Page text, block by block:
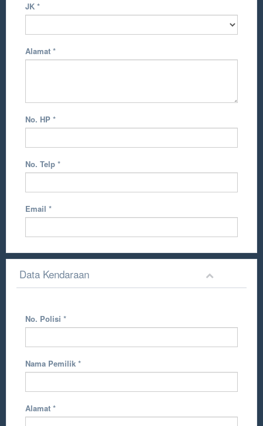
JK *
Alamat *
No. HP *
No. Telp *
Email *
Data Kendaraan
No. Polisi *
Nama Pemilik *
Alamat *